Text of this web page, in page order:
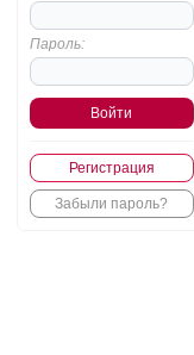
Пароль:
Регистрация
Забыли пароль?